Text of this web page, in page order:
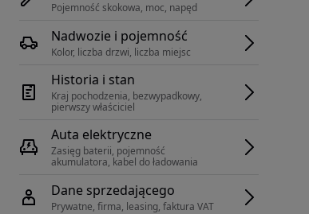
Pojemność skokowa, moc, napęd
Nadwozie i pojemność
Kolor, liczba drzwi, liczba miejsc
Historia i stan
Kraj pochodzenia, bezwypadkowy,
pierwszy właściciel
Auta elektryczne
Zasięg baterii, pojemność
akumulatora, kabel do ładowania
Dane sprzedającego
Prywatne, firma, leasing, faktura VAT